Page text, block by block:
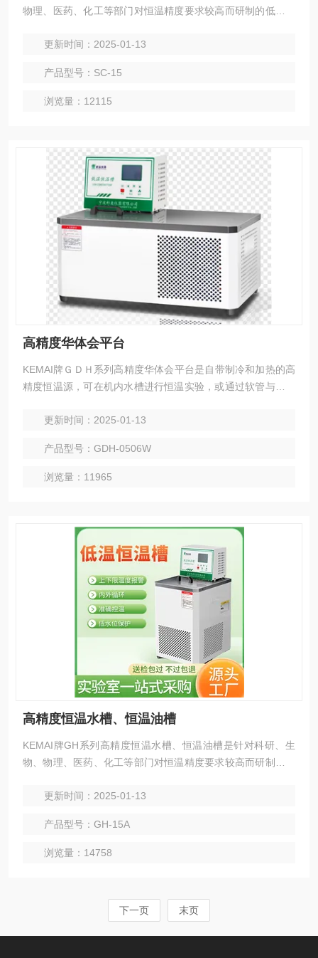
物理、医药、化工等部门对恒温精度要求较高而研制的低温实
可作为普通温度计及其它温度测量仪表制造中的定标用途。
更新时间：2025-01-13
产品型号：SC-15
浏览量：12115
高精度华体会平台
KEMAI牌ＧＤＨ系列高精度华体会平台是自带制冷和加热的高
精度恒温源，可在机内水槽进行恒温实验，或通过软管与其他
更新时间：2025-01-13
产品型号：GDH-0506W
浏览量：11965
高精度恒温水槽、恒温油槽
KEMAI牌GH系列高精度恒温水槽、恒温油槽是针对科研、生
物、物理、医药、化工等部门对恒温精度要求较高而研制的低
更新时间：2025-01-13
产品型号：GH-15A
浏览量：14758
下一页 末页